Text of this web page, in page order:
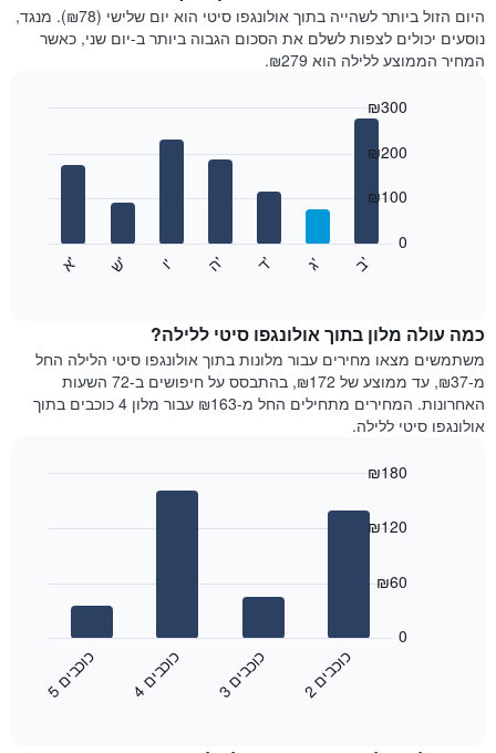
הממוצע
של
חדר
בכל
התרשים
חודשים.
Y
המציגים
את
המחיר
הממוצע
היום הזול ביותר לשהייה בתוך אולונגפו סיטי הוא יום שלישי (₪78). מנגד,
נוסעים יכולים לצפות לשלם את הסכום הגבוה ביותר ב-יום שני, כאשר
המחיר הממוצע ללילה הוא ₪279.
התרשים
מחיר
של
חדר
לכל
יום
התרשים
המציגים
השבוע.
ב
' ג
' ד
' ה
' ו
' ש
' א
'
0
₪100
₪200
₪300
כמה עולה מלון בתוך אולונגפו סיטי ללילה?
משתמשים מצאו מחירים עבור מלונות בתוך אולונגפו סיטי הלילה החל
מ-₪37, עד ממוצע של ₪172, בהתבסס על חיפושים ב-72 השעות
האחרונות. המחירים מתחילים החל מ-₪163 עבור מלון 4 כוכבים בתוך
אולונגפו סיטי ללילה.
2כו
כ
ב
ים 3כו
כ
ב
ים 4כו
כ
ב
ים 5כו
כ
ב
ים
0
₪60
₪120
₪180